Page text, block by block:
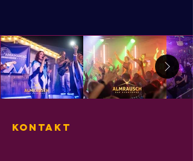
KONTAKT